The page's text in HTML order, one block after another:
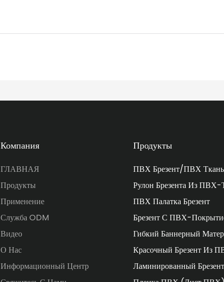
Компания
ГЛАВНАЯ
Продукты
Применение
Служба ODM
Видео
О Нас
Информационный Центр
Продукты
ПВХ Брезент/ПВХ Ткань
Рулон Брезента Из ПВХ-
ПВХ Палатка Брезент
Брезент С ПВХ-
Гибкий Баннерный
Красочный Брезент Из
Ламинированный